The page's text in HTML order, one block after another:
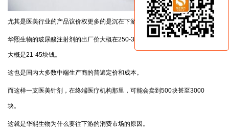
尤其是医美行业的产品议价权更多的是沉在下游。
华熙生物的玻尿酸注射剂的出厂价大概在250-350元一支，而其中原料成本
大概是21-45块钱。
这也是国内大多数中端生产商的普遍定价和成本。
而这样一支医美针剂，在终端医疗机构那里，可能会卖到500块甚至3000
块。
这就是华熙生物为什么要往下游的消费市场的原因。